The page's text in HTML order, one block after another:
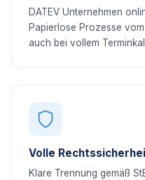
DATEV Unternehmen
Papierlose Prozesse
auch bei vollem
Volle
Klare Trennung gemäß